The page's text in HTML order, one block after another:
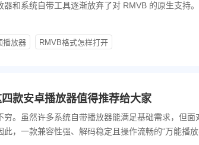
和系统自带工具逐渐放弃了对 RMVB 的原生支持。
播放器 RMVB格式怎样打开
款安卓播放器值得推荐给大家
。虽然许多系统自带播放器能满足基础需求，但
，一款兼容性强、解码稳定且操作流畅的“万能播放